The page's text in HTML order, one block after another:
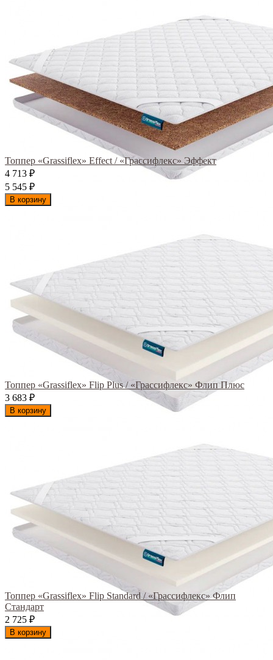
Топпер «Grassiflex» Effect / «Грассифлекс» Эффект
4 713 ₽
5 545 ₽
В корзину
Топпер «Grassiflex» Flip Plus / «Грассифлекс» Флип Плюс
3 683 ₽
В корзину
Топпер «Grassiflex» Flip Standard / «Грассифлекс» Флип
Стандарт
2 725 ₽
В корзину